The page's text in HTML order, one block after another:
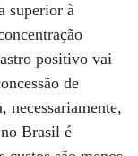
superior à
positivo vai
de
necessariamente,
Brasil é